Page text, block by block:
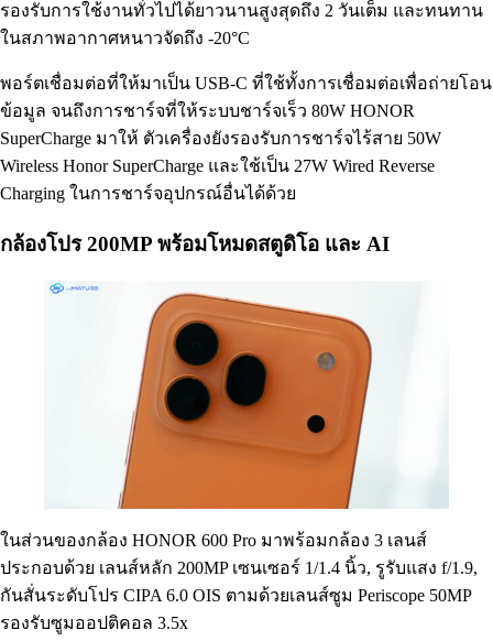
รองรับการใช้งานทั่วไปได้ยาวนานสูงสุดถึง 2 วันเต็ม และทนทาน
ในสภาพอากาศหนาวจัดถึง -20°C
พอร์ตเชื่อมต่อที่ให้มาเป็น USB-C ที่ใช้ทั้งการเชื่อมต่อเพื่อถ่ายโอน
ข้อมูล จนถึงการชาร์จที่ให้ระบบชาร์จเร็ว 80W HONOR
SuperCharge มาให้ ตัวเครื่องยังรองรับการชาร์จไร้สาย 50W
Wireless Honor SuperCharge และใช้เป็น 27W Wired Reverse
Charging ในการชาร์จอุปกรณ์อื่นได้ด้วย
กล้องโปร 200MP พร้อมโหมดสตูดิโอ และ AI
ในส่วนของกล้อง HONOR 600 Pro มาพร้อมกล้อง 3 เลนส์
ประกอบด้วย เลนส์หลัก 200MP เซนเซอร์ 1/1.4 นิ้ว, รูรับแสง f/1.9,
กันสั่นระดับโปร CIPA 6.0 OIS ตามด้วยเลนส์ซูม Periscope 50MP
รองรับซูมออปติคอล 3.5x